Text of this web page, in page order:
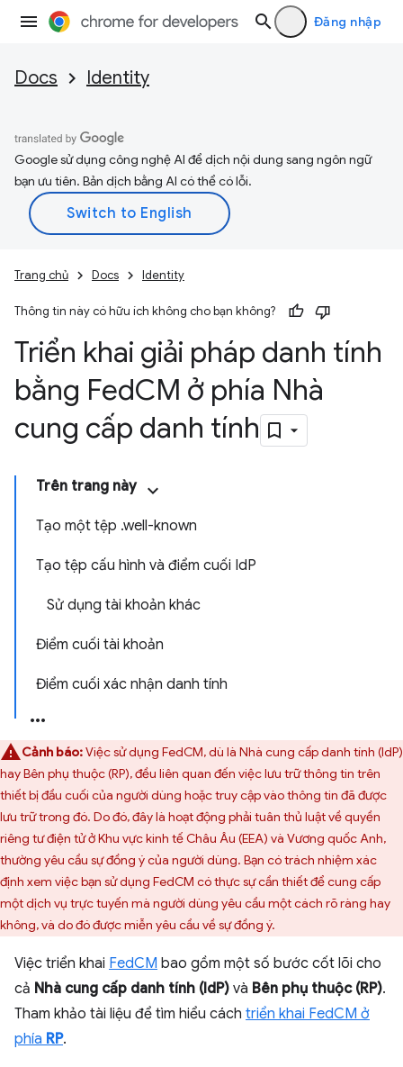
Đăng nhập
Docs Identity
Google sử dụng công nghệ AI để dịch nội dung sang ngôn ngữ
bạn ưu tiên. Bản dịch bằng AI có thể có lỗi.
Trang chủ Docs Identity
Thông tin này có hữu ích không cho bạn không?
Triển khai giải pháp danh tính
bằng FedCM ở phía Nhà
cung cấp danh tính
Trên trang này
Tạo một tệp .well-known
Tạo tệp cấu hình và điểm cuối IdP
Sử dụng tài khoản khác
Điểm cuối tài khoản
Điểm cuối xác nhận danh tính
Cảnh báo:Việc sử dụng FedCM, dù là Nhà cung cấp danh tính (IdP)
hay Bên phụ thuộc (RP), đều liên quan đến việc lưu trữ thông tin trên
thiết bị đầu cuối của người dùng hoặc truy cập vào thông tin đã được
lưu trữ trong đó. Do đó, đây là hoạt động phải tuân thủ luật về quyền
riêng tư điện tử ở Khu vực kinh tế Châu Âu (EEA) và Vương quốc Anh,
thường yêu cầu sự đồng ý của người dùng. Bạn có trách nhiệm xác
định xem việc bạn sử dụng FedCM có thực sự cần thiết để cung cấp
một dịch vụ trực tuyến mà người dùng yêu cầu một cách rõ ràng hay
không, và do đó được miễn yêu cầu về sự đồng ý.
Việc triển khai FedCM bao gồm một số bước cốt lõi cho
cả Nhà cung cấp danh tính (IdP) và Bên phụ thuộc (RP).
Tham khảo tài liệu để tìm hiểu cách triển khai FedCM ở
phía RP.